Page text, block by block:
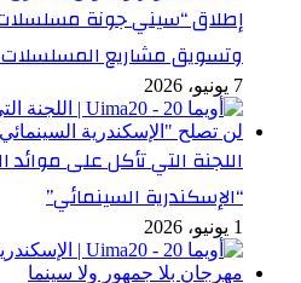
إطلاق “سيني جونة
وتسويق مشاريع المسلسلات
7 يونيو، 2026
اللجنة التي تأكل على موائد
“الإسكندرية السينمائي”
1 يونيو، 2026